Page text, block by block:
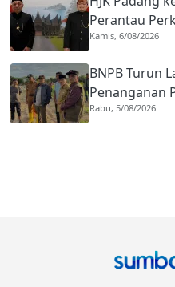
Perantau
Kota
Kamis, 6/08/2026
BNPB Turun
Penanganan
Rabu, 5/08/2026